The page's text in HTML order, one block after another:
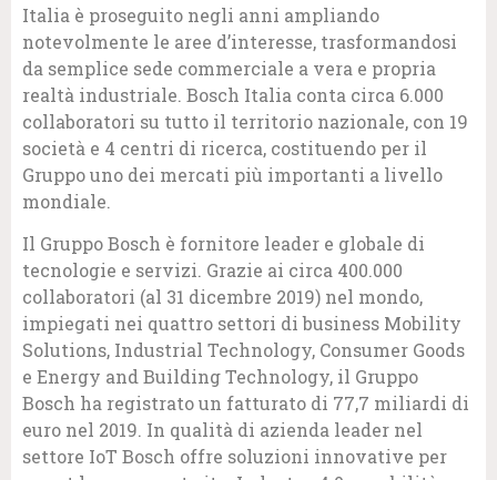
Italia è proseguito negli anni ampliando
notevolmente le aree d’interesse, trasformandosi
da semplice sede commerciale a vera e propria
realtà industriale. Bosch Italia conta circa 6.000
collaboratori su tutto il territorio nazionale, con 19
società e 4 centri di ricerca, costituendo per il
Gruppo uno dei mercati più importanti a livello
mondiale.
Il Gruppo Bosch è fornitore leader e globale di
tecnologie e servizi. Grazie ai circa 400.000
collaboratori (al 31 dicembre 2019) nel mondo,
impiegati nei quattro settori di business Mobility
Solutions, Industrial Technology, Consumer Goods
e Energy and Building Technology, il Gruppo
Bosch ha registrato un fatturato di 77,7 miliardi di
euro nel 2019. In qualità di azienda leader nel
settore IoT Bosch offre soluzioni innovative per